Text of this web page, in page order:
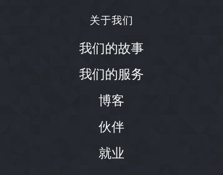
关于我们
我们的故事
我们的服务
博客
伙伴
就业